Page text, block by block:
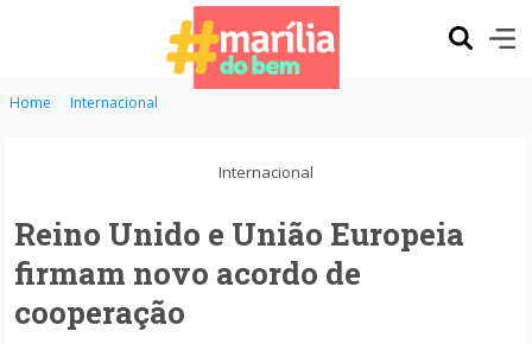
Home Internacional
Internacional
Reino Unido e União Europeia
firmam novo acordo de
cooperação